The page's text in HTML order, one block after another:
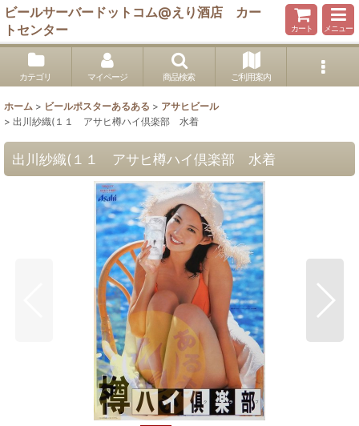
ビールサーバードットコム@えり酒店 カー
トセンター
カート メニュー
カテゴリ マイページ 商品検索 ご利用案内
ホーム > ビールポスターあるある > アサヒビール
> 出川紗織(１１ アサヒ樽ハイ倶楽部 水着
出川紗織(１１ アサヒ樽ハイ倶楽部 水着